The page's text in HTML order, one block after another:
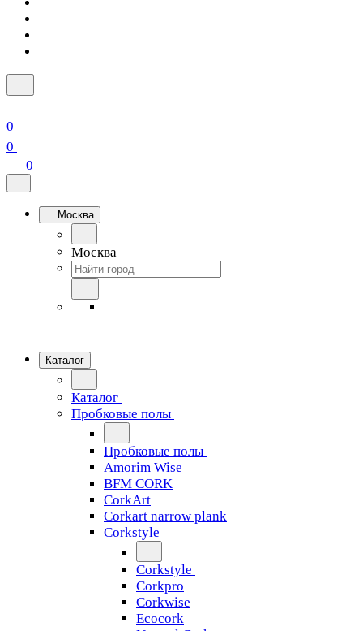
0
0
0
Москва
Москва
Каталог
Каталог
Пробковые полы
Пробковые полы
Amorim Wise
BFM CORK
CorkArt
Corkart narrow plank
Corkstyle
Corkstyle
Corkpro
Corkwise
Ecocork